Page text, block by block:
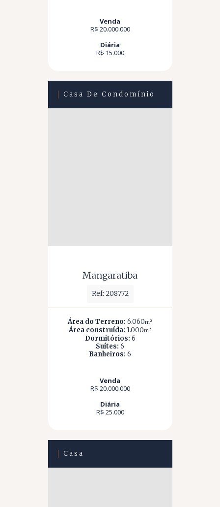
Venda
R$ 20.000.000
Diária
R$ 15.000
Casa De Condomínio
Mangaratiba
Ref: 208772
Área do Terreno: 6.060m²
Área construída: 1.000m²
Dormitórios: 6
Suítes: 6
Banheiros: 6
Venda
R$ 20.000.000
Diária
R$ 25.000
Casa